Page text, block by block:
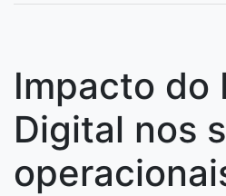
Impacto do
Digital nos